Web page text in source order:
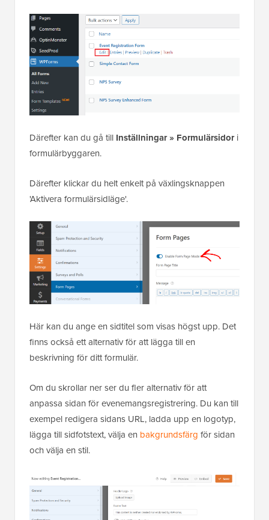
Därefter kan du gå till Inställningar » Formulärsidori
formulärbyggaren.
Därefter klickar du helt enkelt på växlingsknappen
'Aktivera formulärsidläge'.
Här kan du ange en sidtitel som visas högst upp. Det
finns också ett alternativ för att lägga till en
beskrivning för ditt formulär.
Om du skrollar ner ser du fler alternativ för att
anpassa sidan för evenemangsregistrering. Du kan till
exempel redigera sidans URL, ladda upp en logotyp,
lägga till sidfotstext, välja en bakgrundsfärg för sidan
och välja en stil.